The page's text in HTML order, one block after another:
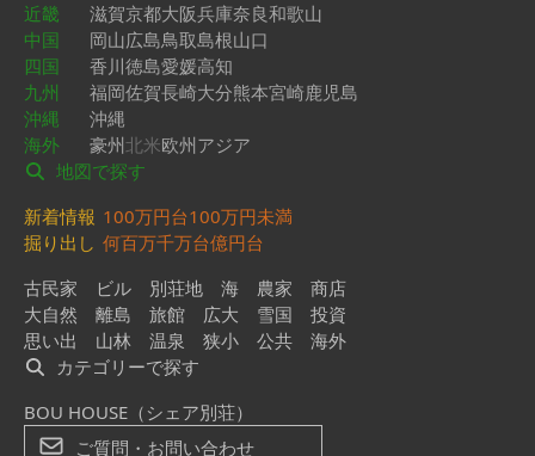
近畿
滋賀京都大阪兵庫奈良和歌山
中国
岡山広島鳥取島根山口
四国
香川徳島愛媛高知
九州
福岡佐賀長崎大分熊本宮崎鹿児島
沖縄
沖縄
海外
豪州北米欧州アジア
地図で探す
新着情報 100万円台100万円未満
掘り出し 何百万千万台億円台
古民家
ビル 別荘地 海 農家
商店
大自然
離島 旅館 広大 雪国
投資
思い出
山林 温泉 狭小 公共
海外
カテゴリーで探す
BOU HOUSE（シェア別荘）
ご質問・お問い合わせ